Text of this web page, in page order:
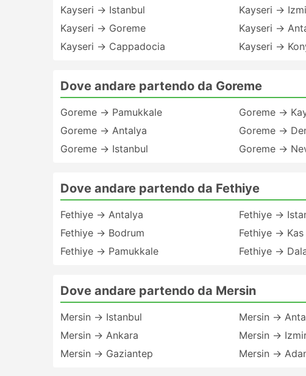
Kayseri → Istanbul
Kayseri → Goreme
Kayseri → Cappadocia
Kayseri →
Kayseri →
Kayseri →
Dove andare partendo da Goreme
Goreme → Pamukkale
Goreme → Antalya
Goreme → Istanbul
Goreme →
Goreme →
Goreme →
Dove andare partendo da Fethiye
Fethiye → Antalya
Fethiye → Bodrum
Fethiye → Pamukkale
Fethiye →
Fethiye → Kas
Fethiye →
Dove andare partendo da Mersin
Mersin → Istanbul
Mersin → Ankara
Mersin → Gaziantep
Mersin →
Mersin →
Mersin →